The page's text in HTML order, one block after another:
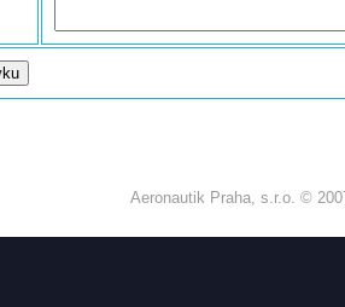
Aeronautik Praha, s.r.o. ©